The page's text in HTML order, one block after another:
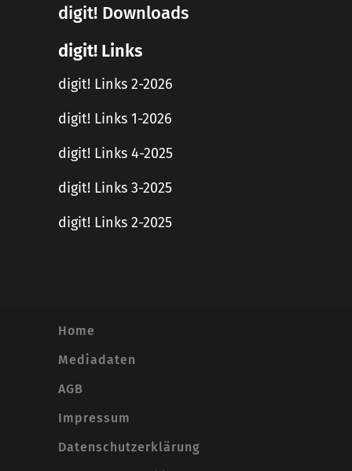
digit! Downloads
digit! Links
digit! Links 2-2026
digit! Links 1-2026
digit! Links 4-2025
digit! Links 3-2025
digit! Links 2-2025
Home
Mediadaten
AGB
Impressum
Datenschutzerklärung